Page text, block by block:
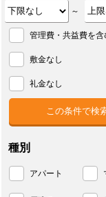
～
管理費・共益費を含
敷金なし
礼金なし
種別
アパート